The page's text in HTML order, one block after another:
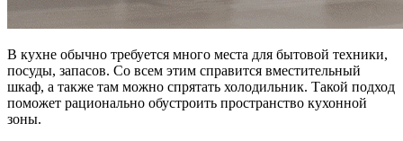
В кухне обычно требуется много места для бытовой техники,
посуды, запасов. Со всем этим справится вместительный
шкаф, а также там можно спрятать холодильник. Такой подход
поможет рационально обустроить пространство кухонной
зоны.